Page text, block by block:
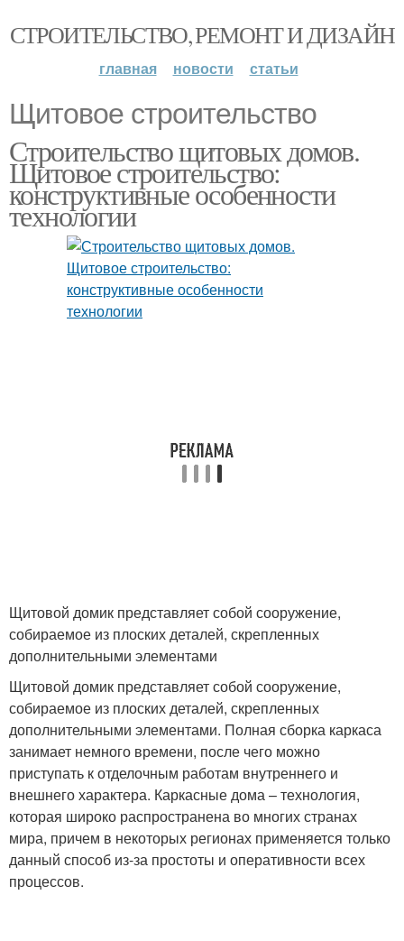
СТРОИТЕЛЬСТВО, РЕМОНТ И ДИЗАЙН
главная новости статьи
Щитовое строительство
Строительство щитовых домов.
Щитовое строительство:
конструктивные особенности
технологии
Щитовой домик представляет собой сооружение,
собираемое из плоских деталей, скрепленных
дополнительными элементами
Щитовой домик представляет собой сооружение,
собираемое из плоских деталей, скрепленных
дополнительными элементами. Полная сборка каркаса
занимает немного времени, после чего можно
приступать к отделочным работам внутреннего и
внешнего характера. Каркасные дома – технология,
которая широко распространена во многих странах
мира, причем в некоторых регионах применяется только
данный способ из-за простоты и оперативности всех
процессов.